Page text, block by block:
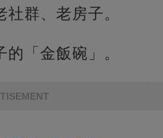
群、老房子。
「金飯碗」。